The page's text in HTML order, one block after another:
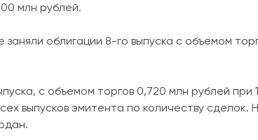
млн рублей.
облигации 8-го выпуска с объемом
с объемом торгов 0,720 млн рублей при
выпусков эмитента по количеству сделок.